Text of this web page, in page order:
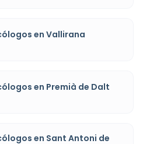
en Vallirana
en Premià de Dalt
en Sant Antoni de